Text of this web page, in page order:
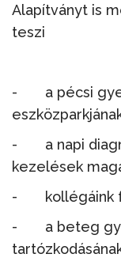
Alapítványt is
teszi
- a pécsi
- a napi
kezelések
- kollégáink
- a beteg